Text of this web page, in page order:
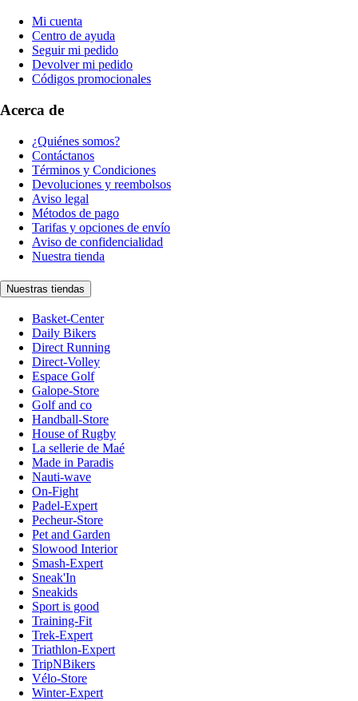
Mi cuenta
Centro de ayuda
Seguir mi pedido
Devolver mi pedido
Códigos promocionales
Acerca de
¿Quiénes somos?
Contáctanos
Términos y Condiciones
Devoluciones y reembolsos
Aviso legal
Métodos de pago
Tarifas y opciones de envío
Aviso de confidencialidad
Nuestra tienda
Nuestras tiendas
Basket-Center
Daily Bikers
Direct Running
Direct-Volley
Espace Golf
Galope-Store
Golf and co
Handball-Store
House of Rugby
La sellerie de Maé
Made in Paradis
Nauti-wave
On-Fight
Padel-Expert
Pecheur-Store
Pet and Garden
Slowood Interior
Smash-Expert
Sneak'In
Sneakids
Sport is good
Training-Fit
Trek-Expert
Triathlon-Expert
TripNBikers
Vélo-Store
Winter-Expert